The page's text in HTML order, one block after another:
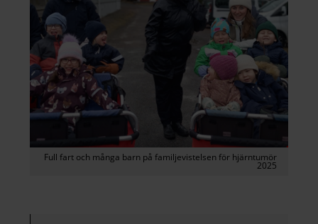
Full fart och många barn på familjevistelsen för hjärntumör
2025